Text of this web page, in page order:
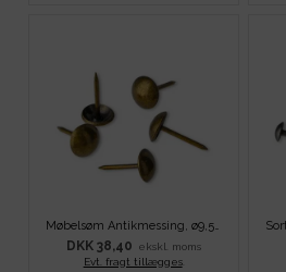
Møbelsøm Antikmessing, ø9,5x17 mm - 100 stk
DKK 38,40
ekskl. moms
Evt. fragt tillægges.